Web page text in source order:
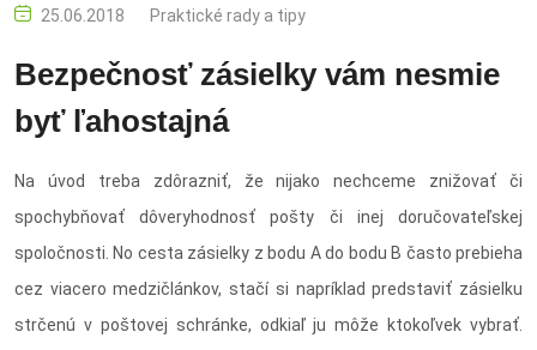
25.06.2018 Praktické rady a tipy
Bezpečnosť zásielky vám nesmie
byť ľahostajná
Na úvod treba zdôrazniť, že nijako nechceme znižovať či
spochybňovať dôveryhodnosť pošty či inej doručovateľskej
spoločnosti. No cesta zásielky z bodu A do bodu B často prebieha
cez viacero medzičlánkov, stačí si napríklad predstaviť zásielku
strčenú v poštovej schránke, odkiaľ ju môže ktokoľvek vybrať.